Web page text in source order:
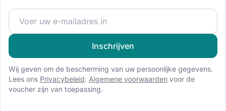
Social media
Word lid van onze zeilgemeenschap en ontvang
Inschrijven
Wij geven om de bescherming van uw persoonlijke gegevens.
Lees ons Privacybeleid. Algemene voorwaarden voor de
voucher zijn van toepassing.